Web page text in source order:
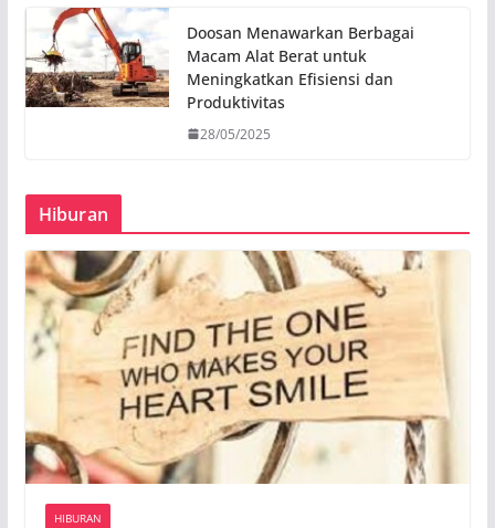
Doosan Menawarkan Berbagai
Macam Alat Berat untuk
Meningkatkan Efisiensi dan
Produktivitas
28/05/2025
Hiburan
HIBURAN